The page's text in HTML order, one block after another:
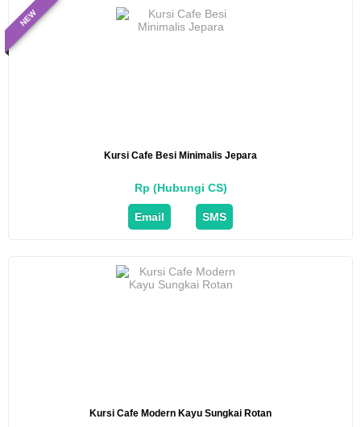
NEW
Kursi Cafe Besi Minimalis Jepara
Rp (Hubungi CS)
Email SMS
Kursi Cafe Modern Kayu Sungkai Rotan